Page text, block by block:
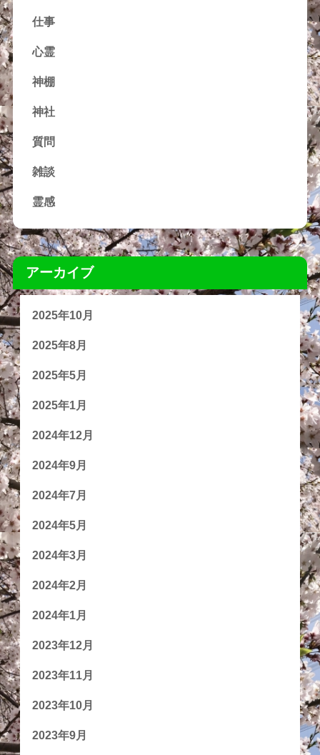
仕事
心霊
神棚
神社
質問
雑談
霊感
アーカイブ
2025年10月
2025年8月
2025年5月
2025年1月
2024年12月
2024年9月
2024年7月
2024年5月
2024年3月
2024年2月
2024年1月
2023年12月
2023年11月
2023年10月
2023年9月